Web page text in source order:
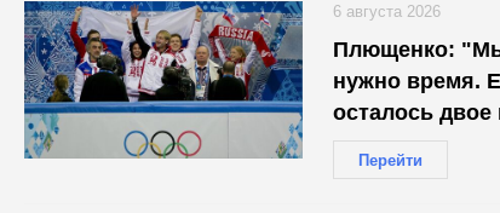
Плющенко:
нужно время.
осталось
Перейти
6 августа 2026